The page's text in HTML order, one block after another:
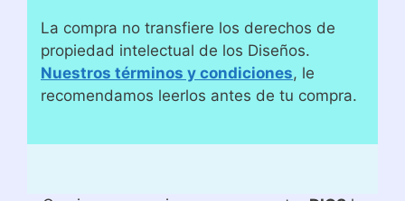
La compra no transfiere los derechos de
propiedad intelectual de los Diseños.
Nuestros términos y condiciones, le
recomendamos leerlos antes de tu compra.